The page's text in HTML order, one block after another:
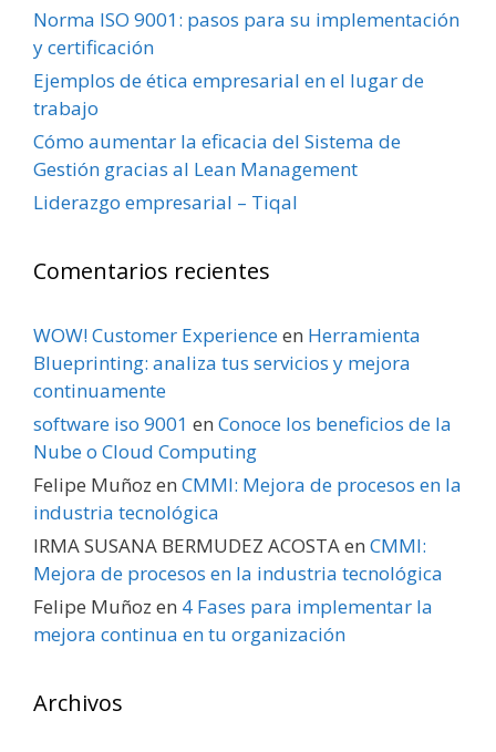
Norma ISO 9001: pasos para su implementación
y certificación
Ejemplos de ética empresarial en el lugar de
trabajo
Cómo aumentar la eficacia del Sistema de
Gestión gracias al Lean Management
Liderazgo empresarial – Tiqal
Comentarios recientes
WOW! Customer Experienceen Herramienta
Blueprinting: analiza tus servicios y mejora
continuamente
software iso 9001 en Conoce los beneficios de la
Nube o Cloud Computing
Felipe Muñoz en CMMI: Mejora de procesos en la
industria tecnológica
IRMA SUSANA BERMUDEZ ACOSTAen CMMI:
Mejora de procesos en la industria tecnológica
Felipe Muñoz en 4 Fases para implementar la
mejora continua en tu organización
Archivos